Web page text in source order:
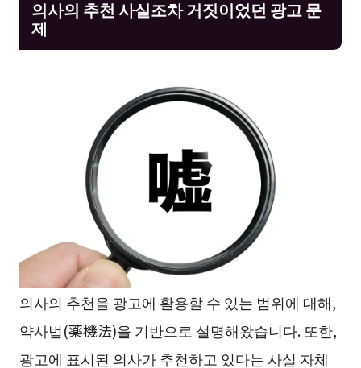
의사의 추천 사실조차 거짓이었던 광고 문
제
의사의 추천을 광고에 활용할 수 있는 범위에 대해,
약사법(薬機法)을 기반으로 설명해왔습니다. 또한,
광고에 표시된 의사가 추천하고 있다는 사실 자체